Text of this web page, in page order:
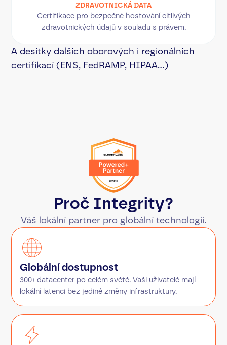
ZDRAVOTNICKÁ DATA
Certifikace pro bezpečné hostování citlivých
zdravotnických údajů v souladu s právem.
A desítky dalších oborových i regionálních
certifikací (ENS, FedRAMP, HIPAA...)
Proč Integrity?
Váš lokální partner pro globální technologii.
Globální dostupnost
300+ datacenter po celém světě. Vaši uživatelé mají
lokální latenci bez jediné změny infrastruktury.